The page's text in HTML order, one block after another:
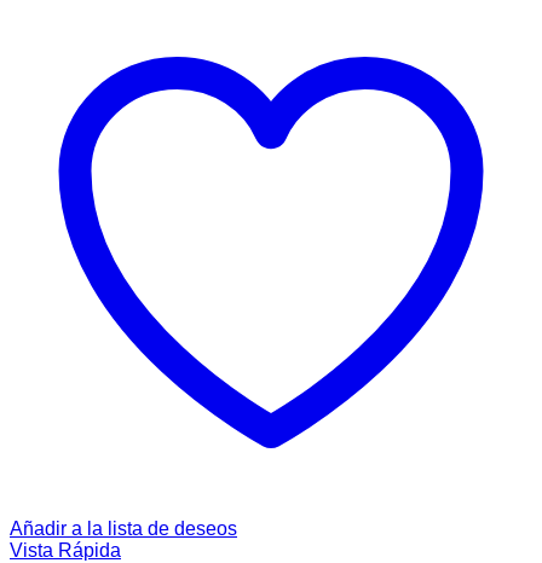
Añadir a la lista de deseos
Vista Rápida